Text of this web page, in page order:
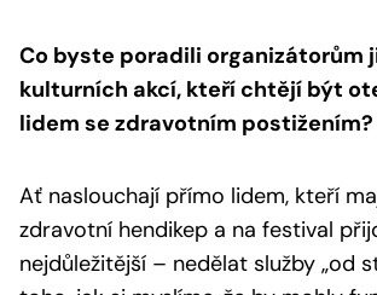
Co byste poradili organizátorům
kulturních akcí, kteří chtějí být
lidem se zdravotním postižením?
Ať naslouchají přímo lidem, kteří
zdravotní hendikep a na festival
nejdůležitější – nedělat služby „od